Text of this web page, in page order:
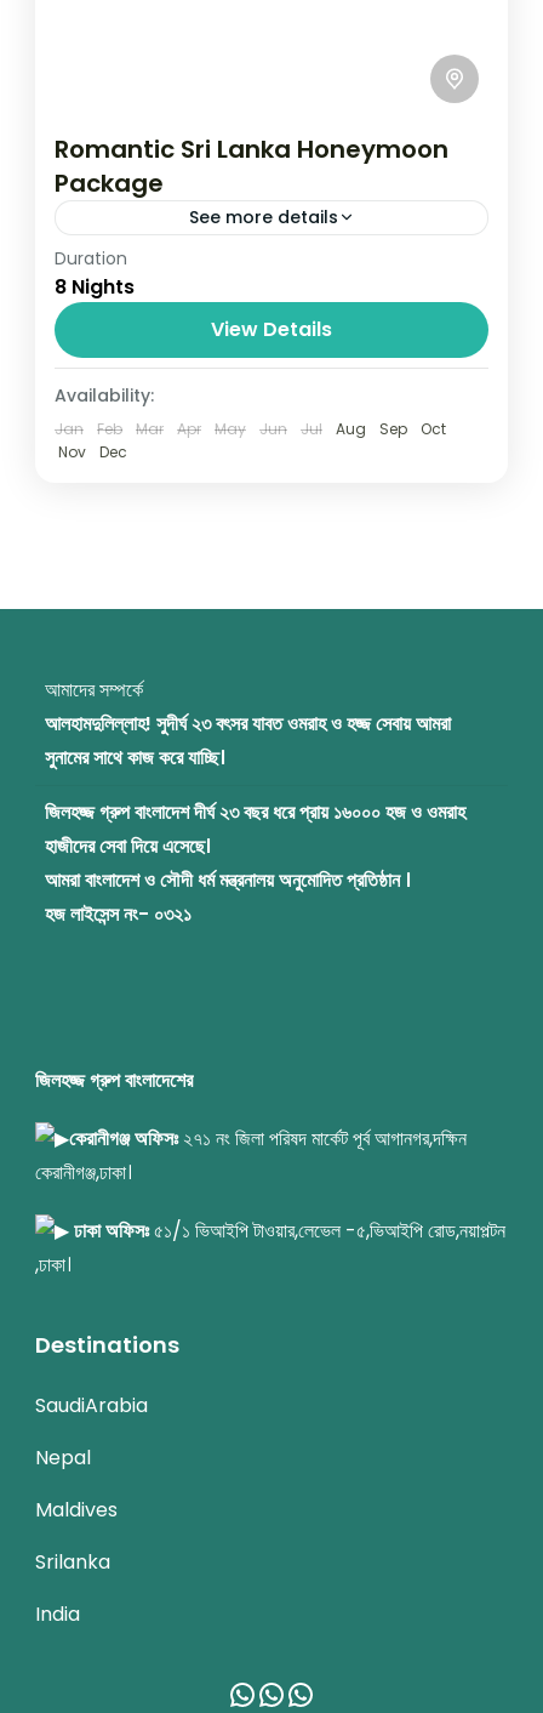
Romantic Sri Lanka Honeymoon
Package
See more details
Travel is the movement of people between
relatively distant geographical locations,
and can involve travel by foot, bicycle,
automobile, train, boat, bus, airplane, or
other...
3 People
Duration
8 Nights
View Details
Availability:
Jan Feb Mar Apr May Jun Jul Aug Sep
Oct
Nov
Dec
আমাদের সম্পর্কে
আলহামদুলিল্লাহ! সুদীর্ঘ ২৩ বৎসর যাবত ওমরাহ ও হজ্জ সেবায় আমরা
সুনামের সাথে কাজ করে যাচ্ছি।
জিলহজ্জ গ্রুপ বাংলাদেশ দীর্ঘ ২৩ বছর ধরে প্রায় ১৬০০০ হজ ও ওমরাহ
হাজীদের সেবা দিয়ে এসেছে।
আমরা বাংলাদেশ ও সৌদী ধর্ম মন্ত্রনালয় অনুমোদিত প্রতিষ্ঠান ।
হজ লাইসেন্স নং- ০৩২১
জিলহজ্জ গ্রুপ বাংলাদেশের
কেরানীগঞ্জ অফিসঃ২৭১ নং জিলা পরিষদ মার্কেট পূর্ব আগানগর,দক্ষিন
কেরানীগঞ্জ,ঢাকা।
ঢাকা অফিসঃ৫১/১ ভিআইপি টাওয়ার,লেভেল -৫,ভিআইপি রোড,নয়াপল্টন
,ঢাকা।
Destinations
SaudiArabia
Nepal
Maldives
Srilanka
India
WhatsApp
WhatsApp
WhatsApp